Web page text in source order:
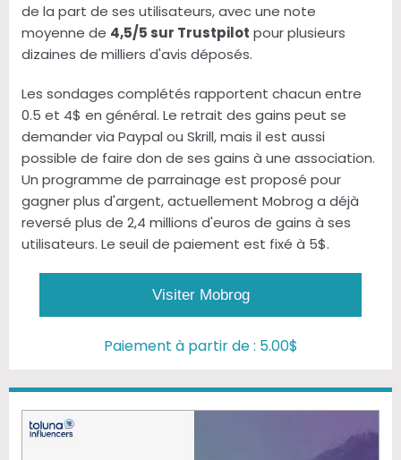
de la part de ses utilisateurs, avec une note
moyenne de 4,5/5 sur Trustpilot pour plusieurs
dizaines de milliers d'avis déposés.
Les sondages complétés rapportent chacun entre
0.5 et 4$ en général. Le retrait des gains peut se
demander via Paypal ou Skrill, mais il est aussi
possible de faire don de ses gains à une association.
Un programme de parrainage est proposé pour
gagner plus d'argent, actuellement Mobrog a déjà
reversé plus de 2,4 millions d'euros de gains à ses
utilisateurs. Le seuil de paiement est fixé à 5$.
Visiter Mobrog
Paiement à partir de : 5.00$